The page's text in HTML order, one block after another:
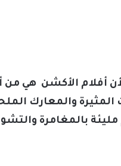
أفلام الأكشن هي من
والمعارك
بالمغامرة